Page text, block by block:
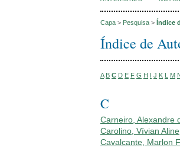
Capa > Pesquisa > Índice
Índice de
A B C D E F G H I J K L M
C
Carneiro, Alexandre
Carolino, Vívian Aline
Cavalcante, Marlon